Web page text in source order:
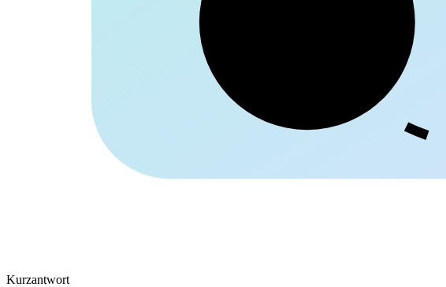
Kurzantwort